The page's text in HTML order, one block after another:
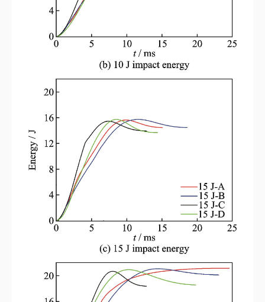
为3种蜂窝夹芯复合材料吸收能量‑时间曲线对比图。在初始阶段，
吸收能量速度相对较低。因为在瞬时冲击载荷下，锤头刚接触到试样时，吸
收能量主要以产生凹坑和厚度方向的变形为主。进入第二阶段，吸收能量随
时间先迅速增加后缓慢增加并且达到最大值，这主要是由于冲头与试样的接
触面积迅速增加导致吸收能量迅速增加。当变形位移达到最大值时，冲头开
始回弹，蜂窝夹芯板释放储存的弹性势能，则吸收能量随时间而缓慢增加，
此时的主要吸能方式为层板内部的不可逆损伤。在第三阶段，曲线基本保持
平直，表明材料的能量吸收过程趋于稳定。